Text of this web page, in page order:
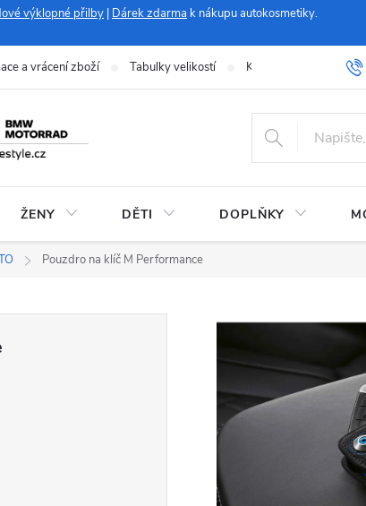
výklopné přilby Dárek zdarma k nákupu autokosmetiky.
a vrácení zboží Tabulky velikostí Kontaktujte nás
ŽENY DĚTI DOPLŇKY
Pouzdro na klíč M Performance